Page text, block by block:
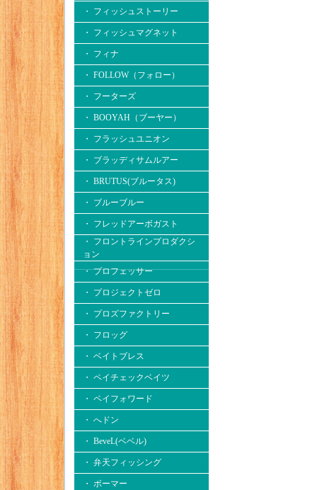
・ フィッシュストーリー
・ フィッシュマグネット
・ フィナ
・ FOLLOW（フォロー）
・ フーターズ
・ BOOYAH（ブーヤー）
・ フラッシュユニオン
・ ブラッディサムルアー
・ BRUTUS(ブルータス)
・ ブルーブルー
・ フレッドアーボガスト
・ フロントラインプロダクシ
ョン
・ プロフェッサー
・ プロジェクトゼロ
・ プロズファクトリー
・ フロッグ
・ ベイトブレス
・ ペイチェックベイツ
・ ペイフォワード
・ へドン
・ BeveL(ベベル)
・ 弁天フィッシング
・ ボーマー